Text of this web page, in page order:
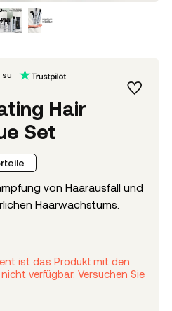
Hair
Set
su
von Haarausfall und
Haarwachstums.
ist das Produkt mit den
verfügbar. Versuchen Sie